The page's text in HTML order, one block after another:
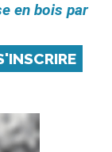
en bois par